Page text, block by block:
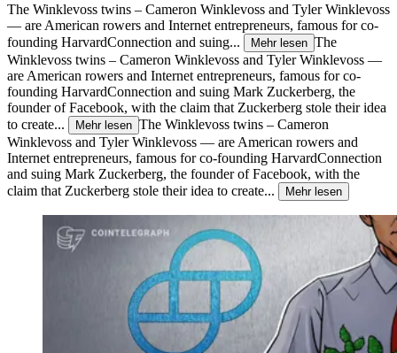
The Winklevoss twins – Cameron Winklevoss and Tyler Winklevoss
— are American rowers and Internet entrepreneurs, famous for co-
founding HarvardConnection and suing...
Mehr lesen The
Winklevoss twins – Cameron Winklevoss and Tyler Winklevoss —
are American rowers and Internet entrepreneurs, famous for co-
founding HarvardConnection and suing Mark Zuckerberg, the
founder of Facebook, with the claim that Zuckerberg stole their idea
to create...
Mehr lesen The Winklevoss twins – Cameron
Winklevoss and Tyler Winklevoss — are American rowers and
Internet entrepreneurs, famous for co-founding HarvardConnection
and suing Mark Zuckerberg, the founder of Facebook, with the
claim that Zuckerberg stole their idea to create...
Mehr lesen